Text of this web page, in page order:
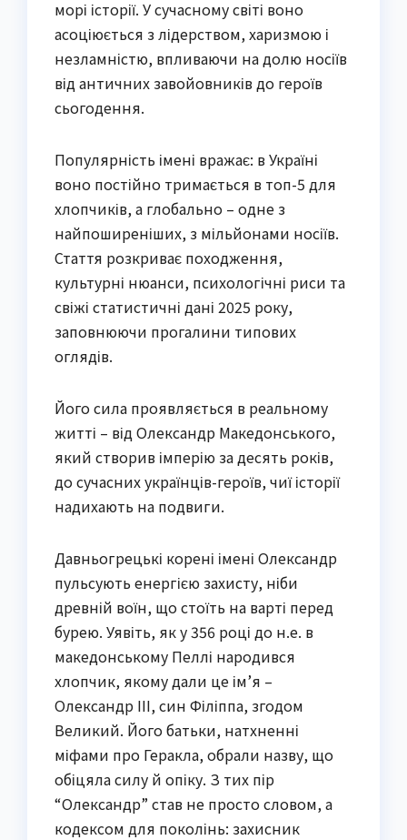
морі історії. У сучасному світі воно
асоціюється з лідерством, харизмою і
незламністю, впливаючи на долю носіїв
від античних завойовників до героїв
сьогодення.
Популярність імені вражає: в Україні
воно постійно тримається в топ-5 для
хлопчиків, а глобально – одне з
найпоширеніших, з мільйонами носіїв.
Стаття розкриває походження,
культурні нюанси, психологічні риси та
свіжі статистичні дані 2025 року,
заповнюючи прогалини типових
оглядів.
Його сила проявляється в реальному
житті – від Олександр Македонського,
який створив імперію за десять років,
до сучасних українців-героїв, чиї історії
надихають на подвиги.
Давньогрецькі корені імені Олександр
пульсують енергією захисту, ніби
древній воїн, що стоїть на варті перед
бурею. Уявіть, як у 356 році до н.е. в
македонському Пеллі народився
хлопчик, якому дали це ім’я –
Олександр III, син Філіппа, згодом
Великий. Його батьки, натхненні
міфами про Геракла, обрали назву, що
обіцяла силу й опіку. З тих пір
“Олександр” став не просто словом, а
кодексом для поколінь: захисник